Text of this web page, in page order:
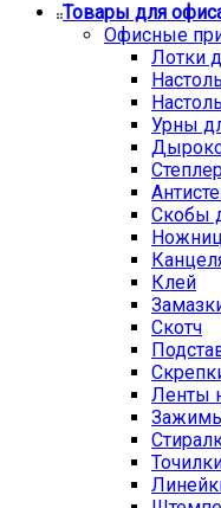
Товары для
Офисные
Лотки
Урны
Скобы
Клей
Скотч
Ленты